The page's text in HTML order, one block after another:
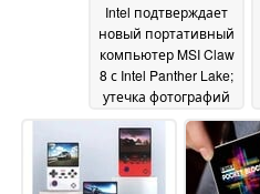
Intel подтверждает
новый портативный
компьютер MSI Claw
8 с Intel Panther Lake;
утечка фотографий
показывает
радикальный
дизайн
29 May 2026